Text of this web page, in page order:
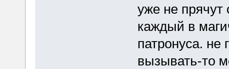
уже не прячут
каждый в
патронуса. не
вызывать-то